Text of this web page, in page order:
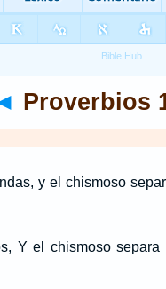
Proverbios
y el chismoso
Y el chismoso separa